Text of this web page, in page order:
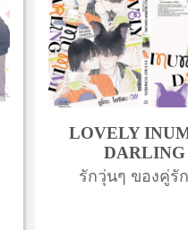
LOVELY
DARLING
รักวุ่นๆ ของคู่รั